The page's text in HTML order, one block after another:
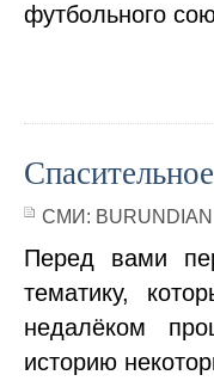
футбольного
СМИ:
Перед вами
тематику,
недалёком
историю